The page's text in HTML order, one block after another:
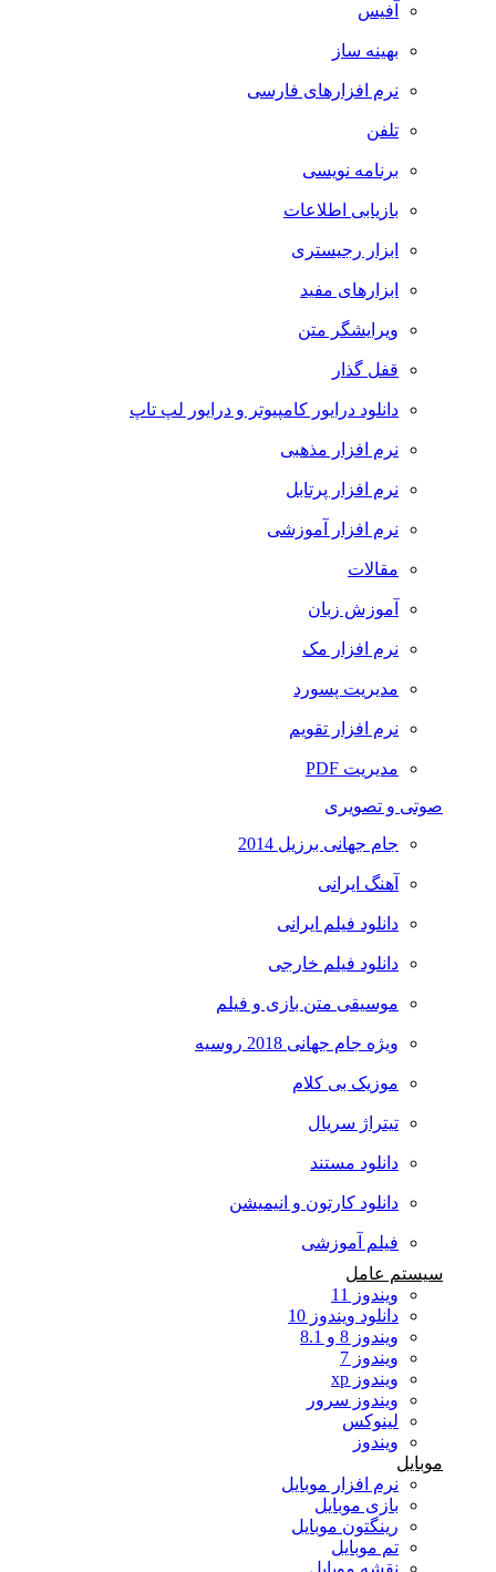
آفیس
بهینه ساز
نرم افزارهای فارسی
تلفن
برنامه نویسی
بازیابی اطلاعات
ابزار رجیستری
ابزارهای مفید
ویرایشگر متن
قفل گذار
دانلود درایور کامپیوتر و درایور لپ تاپ
نرم افزار مذهبی
نرم افزار پرتابل
نرم افزار آموزشی
مقالات
آموزش زبان
نرم افزار مک
مدیریت پسورد
نرم افزار تقویم
مدیریت PDF
صوتی و تصویری
جام جهانی برزیل 2014
آهنگ ایرانی
دانلود فیلم ایرانی
دانلود فیلم خارجی
موسیقی متن بازی و فیلم
ویژه جام جهانی 2018 روسیه
موزیک بی کلام
تیتراژ سریال
دانلود مستند
دانلود کارتون و انیمیشن
فیلم آموزشی
سیستم عامل
ویندوز 11
دانلود ویندوز 10
ویندوز 8 و 8.1
ویندوز 7
ویندوز xp
ویندوز سرور
لینوکس
ویندوز
موبایل
نرم افزار موبایل
بازی موبایل
رینگتون موبایل
تم موبایل
نقشه موبایل